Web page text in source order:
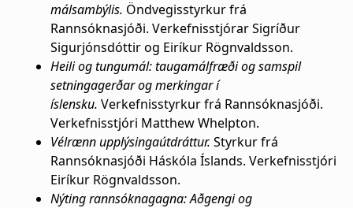
málsambýlis. Öndvegisstyrkur frá
Rannsóknasjóði. Verkefnisstjórar Sigríður
Sigurjónsdóttir og Eiríkur Rögnvaldsson.
Heili og tungumál: taugamálfræði og samspil
setningagerðar og merkingar í
íslensku. Verkefnisstyrkur frá Rannsóknasjóði.
Verkefnisstjóri Matthew Whelpton.
Vélrænn upplýsingaútdráttur. Styrkur frá
Rannsóknasjóði Háskóla Íslands. Verkefnisstjóri
Eiríkur Rögnvaldsson.
Nýting rannsóknagagna: Aðgengi og